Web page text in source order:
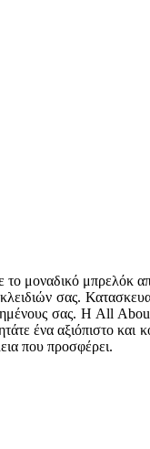
το μοναδικό
σας.
σας. Η All
ένα αξιόπιστο
που προσφέρει.